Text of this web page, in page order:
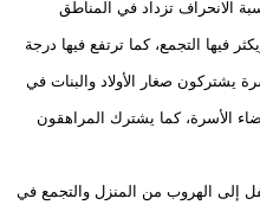
الانحراف تزداد في المناطق
فيها التجمع، كما ترتفع فيها درجة
يشتركون صغار الأولاد والبنات في
الأسرة، كما يشترك المراهقون
إلى الهروب من المنزل والتجمع في